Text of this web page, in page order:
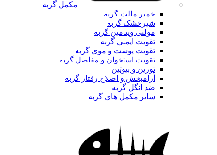
مکمل گربه
خمیر مالت گربه
شیرخشک گربه
مولتی ویتامین گربه
تقویت ایمنی گربه
تقویت پوست و موی گربه
تقویت استخوان و مفاصل گربه
تورین و بیوتین
آرامبخش و اصلاح رفتار گربه
ضد انگل گربه
سایر مکمل های گربه